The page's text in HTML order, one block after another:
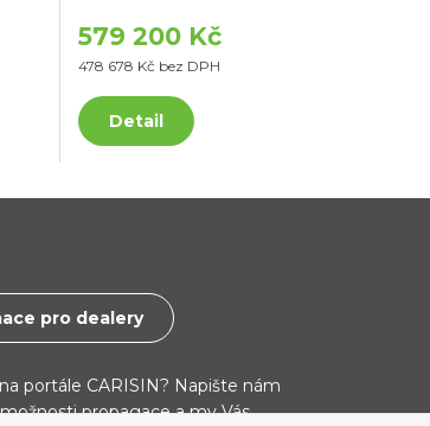
579 200 Kč
478 678 Kč bez DPH
Detail
pro dealery
portále CARISIN? Napište nám
propagace a my Vás